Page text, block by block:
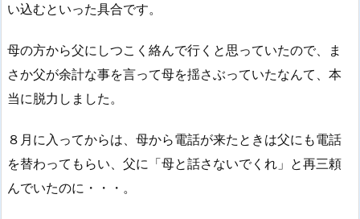
い込むといった具合です。
母の方から父にしつこく絡んで行くと思っていたので、ま
さか父が余計な事を言って母を揺さぶっていたなんて、本
当に脱力しました。
８月に入ってからは、母から電話が来たときは父にも電話
を替わってもらい、父に「母と話さないでくれ」と再三頼
んでいたのに・・・。